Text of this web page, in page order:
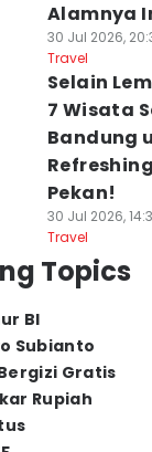
Alamnya
30 Jul 2026,
Travel
Selain
7 Wisata
Bandung
Pekan!
30 Jul 2026,
Travel
Topics
BI
Subianto
Gratis
Rupiah